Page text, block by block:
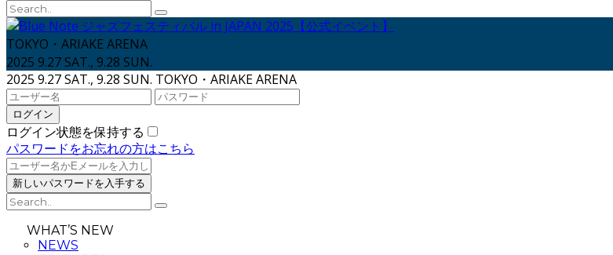
TOKYO・ARIAKE ARENA
2025 9.27 SAT., 9.28 SUN.
2025 9.27 SAT., 9.28 SUN. TOKYO・ARIAKE ARENA
ログイン状態を保持する
パスワードをお忘れの方はこちら
WHAT’S NEW
NEWS